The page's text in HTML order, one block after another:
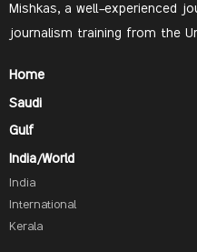
Mishkas, a well-experienced
journalism training from the
Home
Saudi
Gulf
India/World
India
International
Kerala